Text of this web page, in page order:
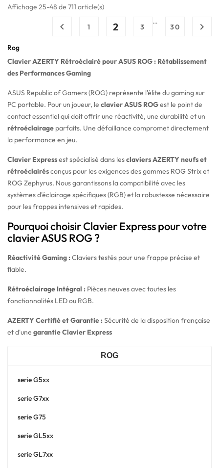
Affichage 25-48 de 711 article(s)
 1 2 3
…
30 
Rog
Clavier AZERTY Rétroéclairé pour ASUS ROG : Rétablissement
des Performances Gaming
ASUS Republic of Gamers (ROG) représente l'élite du gaming sur
PC portable. Pour un joueur, le clavier ASUS ROGest le point de
contact essentiel qui doit offrir une réactivité, une durabilité et un
rétroéclairage parfaits. Une défaillance compromet directement
la performance en jeu.
Clavier Expressest spécialisé dans lesclaviers AZERTY neufs et
rétroéclairésconçus pour les exigences des gammes ROG Strix et
ROG Zephyrus. Nous garantissons la compatibilité avec les
systèmes d'éclairage spécifiques (RGB) et la robustesse nécessaire
pour les frappes intensives et rapides.
Pourquoi choisir Clavier Express pour votre
clavier ASUS ROG ?
Réactivité Gaming :Claviers testés pour une frappe précise et
fiable.
Rétroéclairage Intégral : Pièces neuves avec toutes les
fonctionnalités LED ou RGB.
AZERTY Certifié et Garantie :Sécurité de la disposition française
et d'une garantie Clavier Express
ROG
serie G5xx
serie G7xx
serie G75
serie GL5xx
serie GL7xx